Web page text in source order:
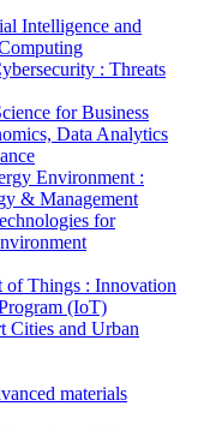
Intelligence and
: Threats
for Business
Data Analytics
Environment :
& Management
for
Things : Innovation
(IoT)
Cities and Urban
materials